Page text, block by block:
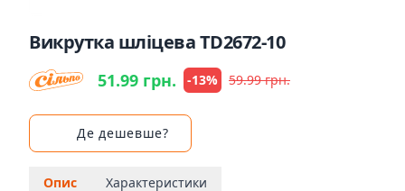
Викрутка шліцева TD2672-10
51.99 грн. -13% 59.99 грн.
Де дешевше?
Опис Характеристики